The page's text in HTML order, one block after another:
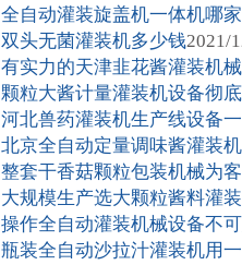
全自动灌装旋盖机一体机哪
双头无菌灌装机多少钱2021/
有实力的天津韭花酱灌装机
颗粒大酱计量灌装机设备彻
河北兽药灌装机生产线设备
北京全自动定量调味酱灌装
整套干香菇颗粒包装机械为
大规模生产选大颗粒酱料灌
操作全自动灌装机械设备不
瓶装全自动沙拉汁灌装机用